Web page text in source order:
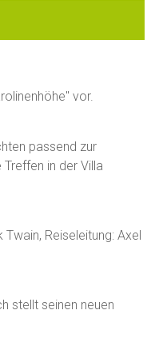
vor.
passend zur
in der Villa
Reiseleitung: Axel
stellt seinen neuen